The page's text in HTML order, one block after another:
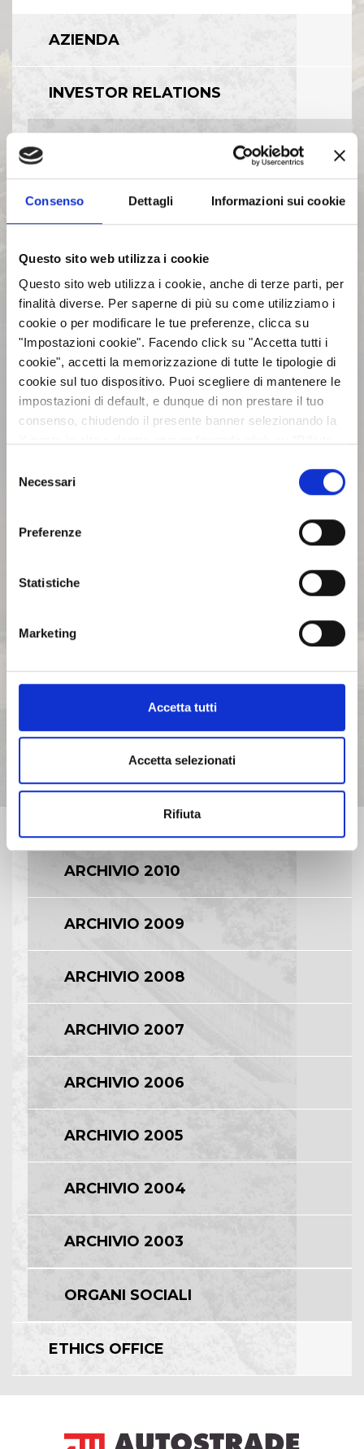
Consenso Dettagli Informazioni sui cookie
Questo sito web utilizza i cookie
Questo sito web utilizza i cookie, anche di terze parti, per
finalità diverse. Per saperne di più su come utilizziamo i
cookie o per modificare le tue preferenze, clicca su
"Impostazioni cookie". Facendo click su "Accetta tutti i
cookie", accetti la memorizzazione di tutte le tipologie di
cookie sul tuo dispositivo. Puoi scegliere di mantenere le
impostazioni di default, e dunque di non prestare il tuo
consenso, chiudendo il presente banner selezionando la
assenza dei cookie diversi da quelli tecnici. Per maggiori
informazioni puoi consultare la nostra politica sui cookie
delNecessari
Preferenze
Statistiche
Marketing
Accetta tutti
Accetta selezionati
Rifiuta
AZIENDA
INVESTOR RELATIONS
CALENDARIO EVENTI SOCIETARI
EVENTI E DOCUMENTAZIONE
BILANCI E RELAZIONI
INTERMEDIE
ASSEMBLEE
COMUNICATI STAMPA
ARCHIVIO 2013
ARCHIVIO 2012
ARCHIVIO 2011
ARCHIVIO 2010
ARCHIVIO 2009
ARCHIVIO 2008
ARCHIVIO 2007
ARCHIVIO 2006
ARCHIVIO 2005
ARCHIVIO 2004
ARCHIVIO 2003
ORGANI SOCIALI
ETHICS OFFICE